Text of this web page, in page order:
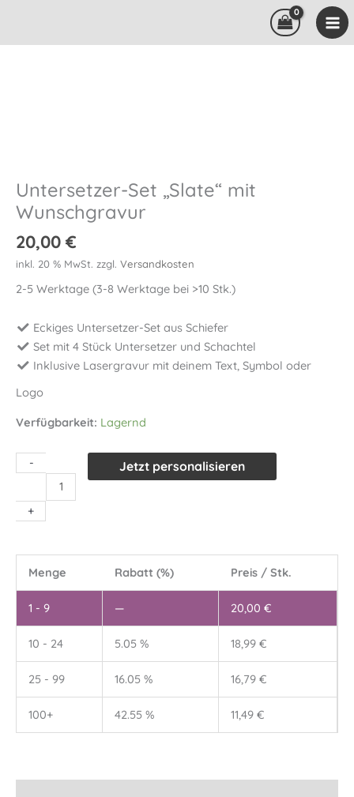
springen
Untersetzer-Set „Slate“ mit
Wunschgravur
20,00 €
inkl. 20 % MwSt. zzgl. Versandkosten
2-5 Werktage (3-8 Werktage bei >10 Stk.)
Eckiges Untersetzer-Set aus Schiefer
Set mit 4 Stück Untersetzer und Schachtel
Inklusive Lasergravur mit deinem Text, Symbol oder
Logo
Verfügbarkeit: Lagernd
-
Untersetzer-
Set
"Slate"
Wunschgravur
Menge
+
Jetzt personalisieren
Menge Rabatt (%) Preis / Stk.
1 - 9 — 20,00 €
10 - 24 5.05 % 18,99 €
25 - 99 16.05 % 16,79 €
100+ 42.55 % 11,49 €